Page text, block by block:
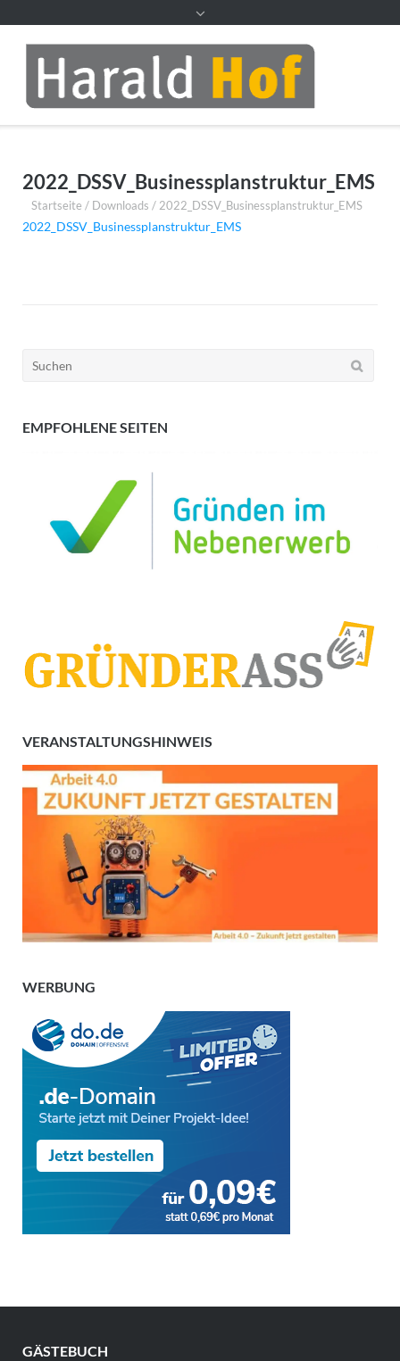
2022_DSSV_Businessplanstruktur_EMS
Startseite / Downloads / 2022_DSSV_Businessplanstruktur_EMS
2022_DSSV_Businessplanstruktur_EMS
Suchen
EMPFOHLENE SEITEN
VERANSTALTUNGSHINWEIS
WERBUNG
GÄSTEBUCH